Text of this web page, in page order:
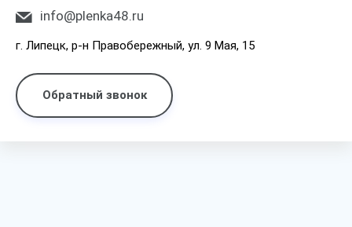
info@plenka48.ru
г. Липецк, р-н Правобережный, ул. 9 Мая, 15
Обратный звонок